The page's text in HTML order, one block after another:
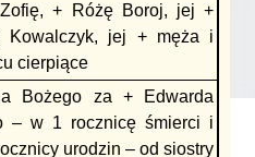
+ Różę Boroj, jej +
Kowalczyk, jej + męża i
cierpiące
Bożego za + Edwarda
– w 1 rocznicę śmierci i
urodzin – od siostry